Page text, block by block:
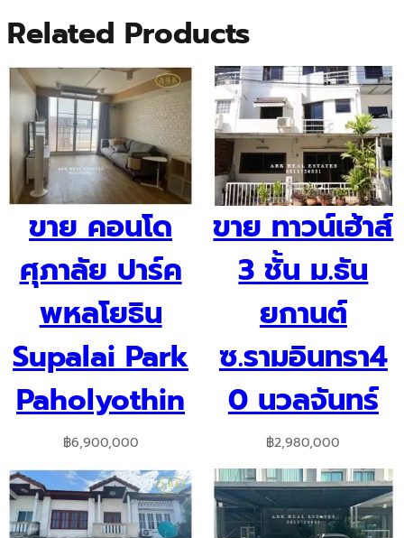
Related Products
ขาย คอนโด
ศุภาลัย ปาร์ค
พหลโยธิน
Supalai Park
Paholyothin
฿6,900,000
ขาย ทาวน์เฮ้าส์
3 ชั้น ม.ธัน
ยกานต์
ซ.รามอินทรา4
0 นวลจันทร์
฿2,980,000